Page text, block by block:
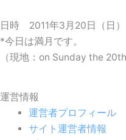
日時 2011年3月20日（日
*今日は満月です。
（現地：on Sunday the
運営情報
運営者プロフィール
サイト運営者情報